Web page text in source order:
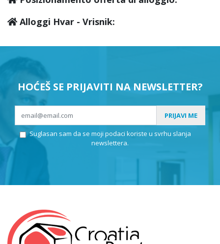
Alloggi Hvar - Vrisnik:
HOĆEŠ SE PRIJAVITI NA NEWSLETTER?
PRIJAVI ME
Suglasan sam da se moji podaci koriste u svrhu slanja
newslettera.